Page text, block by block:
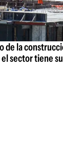
de la
sector tiene